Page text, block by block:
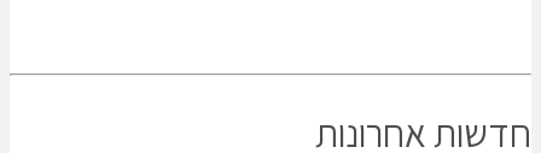
חדשות אחרונות